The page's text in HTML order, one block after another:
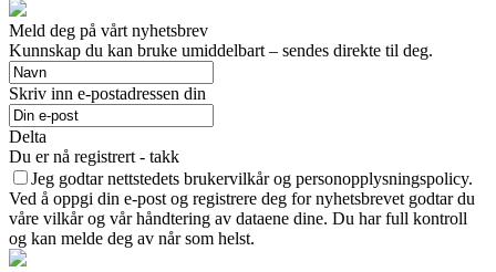
Meld deg på vårt nyhetsbrev
Kunnskap du kan bruke umiddelbart – sendes direkte til deg.
Skriv inn e-postadressen din
Delta
Du er nå registrert - takk
Jeg godtar nettstedets brukervilkår og personopplysningspolicy.
Ved å oppgi din e-post og registrere deg for nyhetsbrevet godtar du
våre vilkår og vår håndtering av dataene dine. Du har full kontroll
og kan melde deg av når som helst.